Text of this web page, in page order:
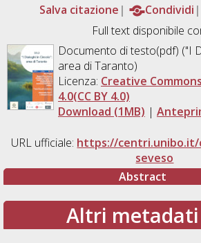
Salva citazione
Condividi
Full text disponibile
Documento di testo(pdf) ("I
area di Taranto)
Licenza: Creative
4.0(CC BY 4.0)
Download (1MB) |
URL ufficiale: https://
seveso
Abstract
Altri metadati